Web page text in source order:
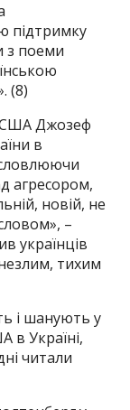
підтримку
з поеми
(8)
США Джозеф
в
агресором,
новій, не
–
українців
тихим
і шанують у
в Україні,
читали